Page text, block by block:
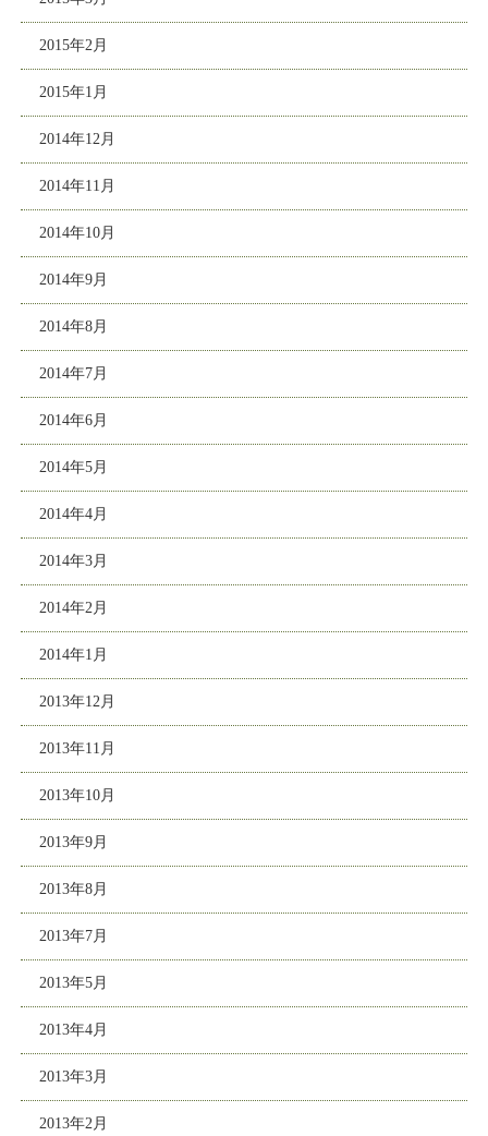
2015年2月
2015年1月
2014年12月
2014年11月
2014年10月
2014年9月
2014年8月
2014年7月
2014年6月
2014年5月
2014年4月
2014年3月
2014年2月
2014年1月
2013年12月
2013年11月
2013年10月
2013年9月
2013年8月
2013年7月
2013年5月
2013年4月
2013年3月
2013年2月